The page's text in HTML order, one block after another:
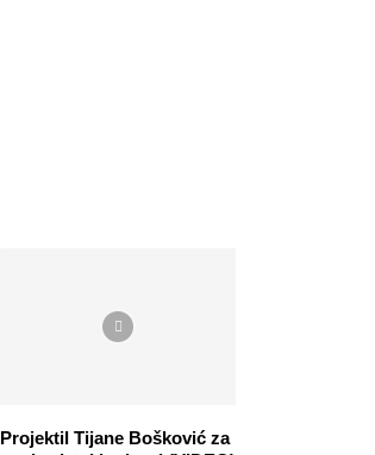
Projektil Tijane Bošković za